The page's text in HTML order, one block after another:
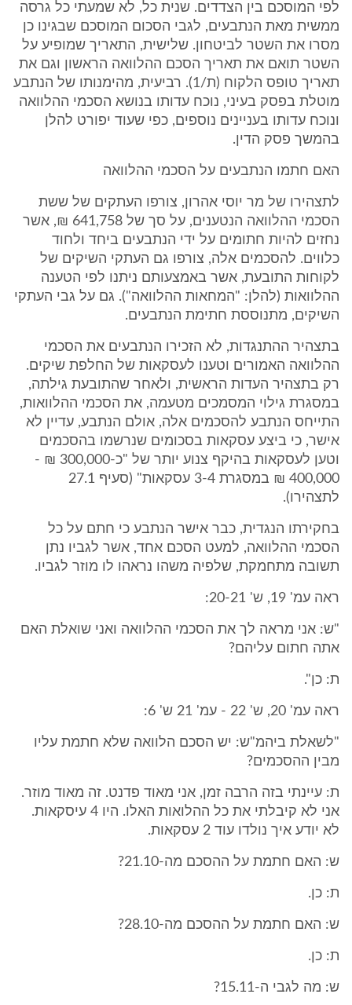
לפי המוסכם בין הצדדים. שנית כל, לא שמעתי כל גרסה
ממשית מאת הנתבעים, לגבי הסכום המוסכם שבגינו כן
מסרו את השטר לביטחון. שלישית, התאריך שמופיע על
השטר תואם את תאריך הסכם ההלוואה הראשון וגם את
תאריך טופס הלקוח (ת/1). רביעית, מהימנותו של הנתבע
מוטלת בפסק בעיני, נוכח עדותו בנושא הסכמי ההלוואה
ונוכח עדותו בעניינים נוספים, כפי שעוד יפורט להלן
בהמשך פסק הדין.
האם חתמו הנתבעים על הסכמי ההלוואה
לתצהירו של מר יוסי אהרון, צורפו העתקים של ששת
הסכמי ההלוואה הנטענים, על סך של 641,758 ₪, אשר
נחזים להיות חתומים על ידי הנתבעים ביחד ולחוד
כלווים. להסכמים אלה, צורפו גם העתקי השיקים של
לקוחות התובעת, אשר באמצעותם ניתנו לפי הטענה
ההלוואות (להלן: "המחאות ההלוואה"). גם על גבי העתקי
השיקים, מתנוססת חתימת הנתבעים.
בתצהיר ההתנגדות, לא הזכירו הנתבעים את הסכמי
ההלוואה האמורים וטענו לעסקאות של החלפת שיקים.
רק בתצהיר העדות הראשית, ולאחר שהתובעת גילתה,
במסגרת גילוי המסמכים מטעמה, את הסכמי ההלוואות,
התייחס הנתבע להסכמים אלה, אולם הנתבע, עדיין לא
אישר, כי ביצע עסקאות בסכומים שנרשמו בהסכמים
וטען לעסקאות בהיקף צנוע יותר של "כ-300,000 ₪ -
400,000 ₪ במסגרת 3-4 עסקאות" (סעיף 27.1
לתצהירו).
בחקירתו הנגדית, כבר אישר הנתבע כי חתם על כל
הסכמי ההלוואה, למעט הסכם אחד, אשר לגביו נתן
תשובה מתחמקת, שלפיה משהו נראהו לו מוזר לגביו.
ראה עמ' 19, ש' 20-21:
"ש: אני מראה לך את הסכמי ההלוואה ואני שואלת האם
אתה חתום עליהם?
ת: כן".
ראה עמ' 20, ש' 22 - עמ' 21 ש' 6:
"לשאלת ביהמ"ש: יש הסכם הלוואה שלא חתמת עליו
מבין ההסכמים?
ת: עיינתי בזה הרבה זמן, אני מאוד פדנט. זה מאוד מוזר.
אני לא קיבלתי את כל ההלואות האלו. היו 4 עיסקאות.
לא יודע איך נולדו עוד 2 עסקאות.
ש: האם חתמת על ההסכם מה-21.10?
ת: כן.
ש: האם חתמת על ההסכם מה-28.10?
ת: כן.
ש: מה לגבי ה-15.11?